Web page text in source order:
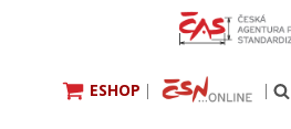
ESHOP | |